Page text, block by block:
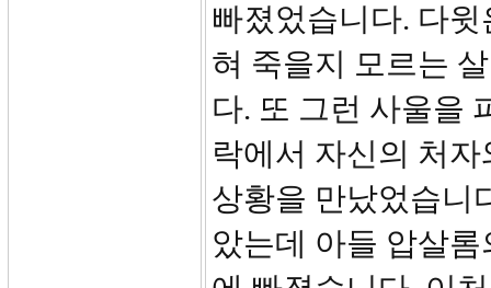
빠졌었습니다. 다
혀 죽을지 모르는
다. 또 그런 사울을
락에서 자신의 처
상황을 만났었습니
았는데 아들 압살